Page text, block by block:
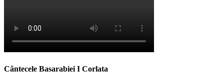
Cântecele Basarabiei I Corlata